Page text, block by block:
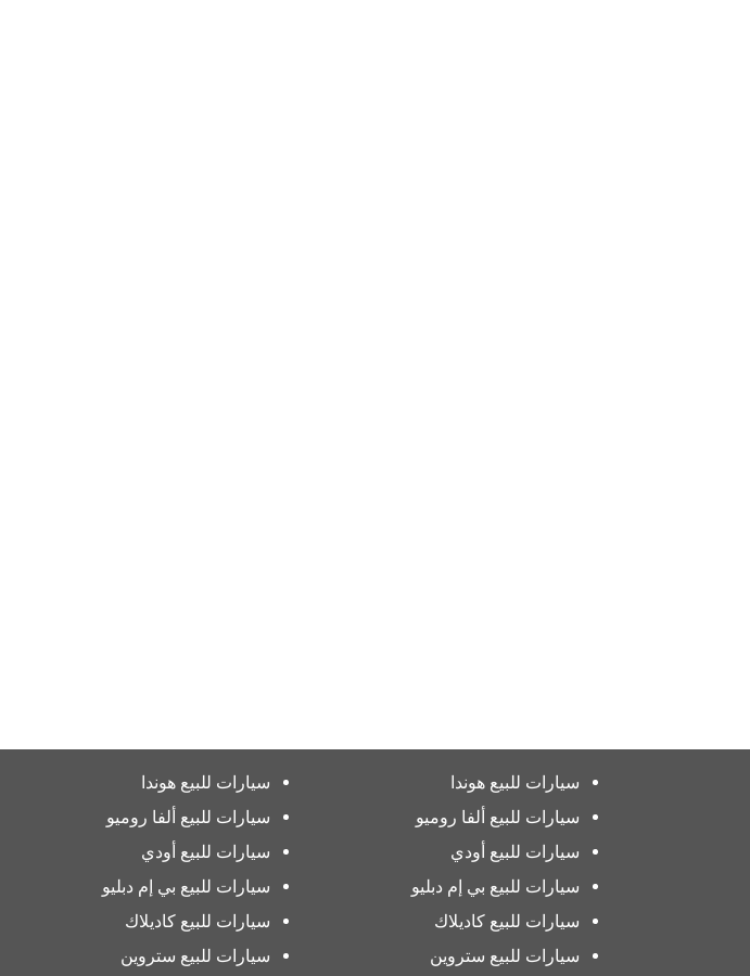
سيارات للبيع هوندا
سيارات للبيع ألفا روميو
سيارات للبيع أودي
سيارات للبيع بي إم دبليو
سيارات للبيع كاديلاك
سيارات للبيع ستروين
سيارات للبيع هوندا
سيارات للبيع ألفا روميو
سيارات للبيع أودي
سيارات للبيع بي إم دبليو
سيارات للبيع كاديلاك
سيارات للبيع ستروين